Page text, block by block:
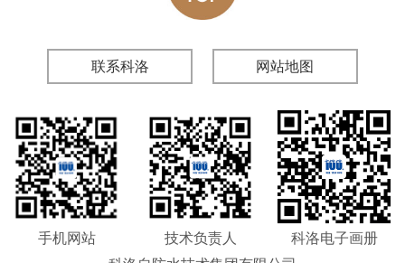
联系科洛 网站地图
手机网站 技术负责人
科洛电子画册